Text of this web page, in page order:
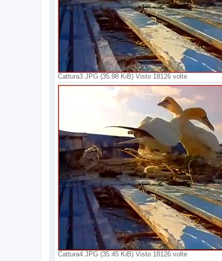
Cattura3.JPG (35.98 KiB) Visto 18126 volte
Cattura4.JPG (35.45 KiB) Visto 18126 volte